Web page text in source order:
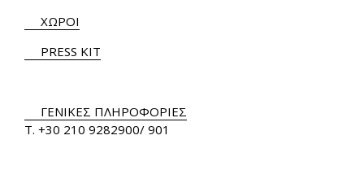
ΧΩΡΟΙ
PRESS KIT
ΓΕΝΙΚΕΣ ΠΛΗΡΟΦΟΡΙΕΣ
Τ. +30 210 9282900/ 901